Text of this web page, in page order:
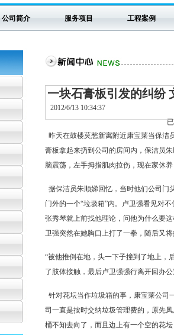
公司简介 服务项目 工程案例
一块石膏板引发的纠纷
2012/6/13 10:34:37
昨天在鼓楼莫愁新寓附近康宝莱当保洁
膏板拿起来扔到公司的房间内， 保洁员
脑震荡，左手拇指肌肉拉伤，现在家休
据保洁员朱顺娣回忆，当时他们公司门
门外的一个“垃圾箱”内。卢卫强看见对
张秀琴就上前找他理论，问他为什么要
卫强突然在她胸口上打了一拳，随后又
“被他推倒在地，头一下子撞到了地上，
了肢体接触，最后卢卫强强行离开回办
针对花坛当作垃圾箱的事，康宝莱公司
司一直是按时交纳垃圾管理费的，原先
桶不知去向了，而且边上有一个空的花